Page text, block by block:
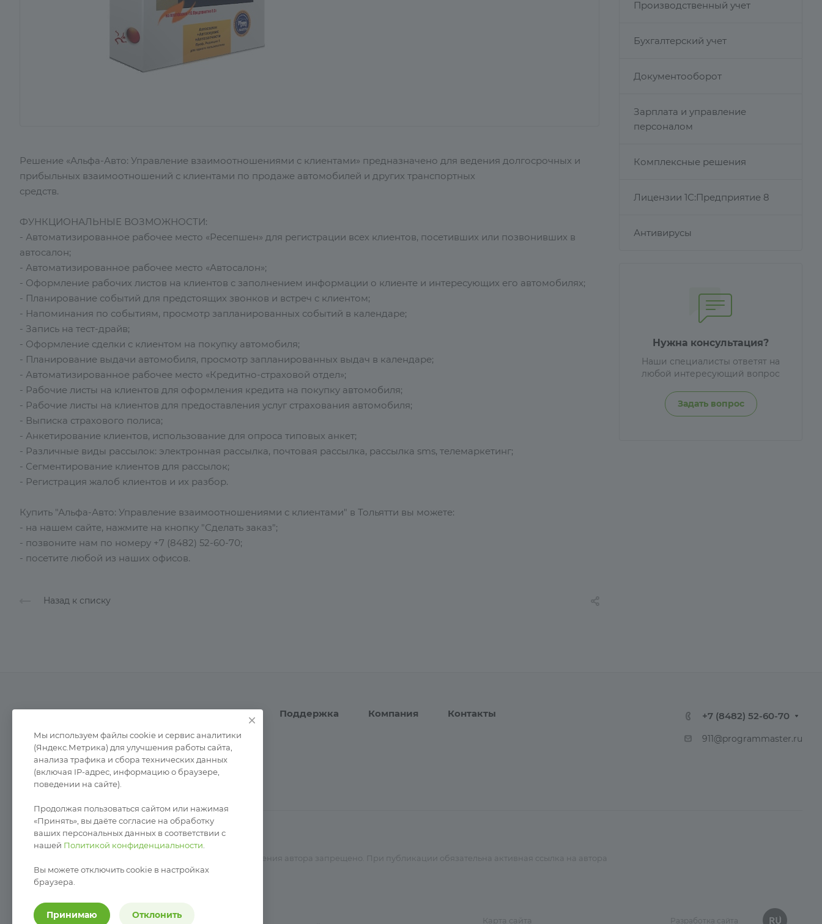
Решение «Альфа-Авто: Управление взаимоотношениями с клиентами» предназначено для ведения долгосрочных и
прибыльных взаимоотношений с клиентами по продаже автомобилей и других транспортных
средств.
ФУНКЦИОНАЛЬНЫЕ ВОЗМОЖНОСТИ:
- Автоматизированное рабочее место «Ресепшен» для регистрации всех клиентов, посетивших или позвонивших в
автосалон;
- Автоматизированное рабочее место «Автосалон»;
- Оформление рабочих листов на клиентов с заполнением информации о клиенте и интересующих его автомобилях;
- Планирование событий для предстоящих звонков и встреч с клиентом;
- Напоминания по событиям, просмотр запланированных событий в календаре;
- Запись на тест-драйв;
- Оформление сделки с клиентом на покупку автомобиля;
- Планирование выдачи автомобиля, просмотр запланированных выдач в календаре;
- Автоматизированное рабочее место «Кредитно-страховой отдел»;
- Рабочие листы на клиентов для оформления кредита на покупку автомобиля;
- Рабочие листы на клиентов для предоставления услуг страхования автомобиля;
- Выписка страхового полиса;
- Анкетирование клиентов, использование для опроса типовых анкет;
- Различные виды рассылок: электронная рассылка, почтовая рассылка, рассылка sms, телемаркетинг;
- Сегментирование клиентов для рассылок;
- Регистрация жалоб клиентов и их разбор.
Купить "Альфа-Авто: Управление взаимоотношениями с клиентами" в Тольятти вы можете:
- на нашем сайте, нажмите на кнопку "Сделать заказ";
- позвоните нам по номеру +7 (8482) 52-60-70;
- посетите любой из наших офисов.
Назад к списку
Производственный учет
Бухгалтерский учет
Документооборот
Зарплата и управление
персоналом
Комплексные решения
Лицензии 1С:Предприятие 8
Антивирусы
Нужна консультация?
Наши специалисты ответят на
любой интересующий вопрос
Задать вопрос
Услуги Каталог Акции Статьи Поддержка Компания Контакты +7 (8482) 52-60-70
911@programmaster.ru
© 2026 ООО «ПрограмМастер».
Копирование материалов сайта без письменного разрешения автора запрещено. При публикации обязательна активная ссылка на автора
Разработка сайта —
Политика конфиденциальности
Карта сайта Разработка сайта
Мы используем файлы cookie и сервис аналитики
(Яндекс.Метрика) для улучшения работы сайта,
анализа трафика и сбора технических данных
(включая IP-адрес, информацию о браузере,
поведении на сайте).
Продолжая пользоваться сайтом или нажимая
«Принять», вы даёте согласие на обработку
ваших персональных данных в соответствии с
нашей Политикой конфиденциальности
Вы можете отключить cookie в настройках
браузера.
Принимаю Отклонить